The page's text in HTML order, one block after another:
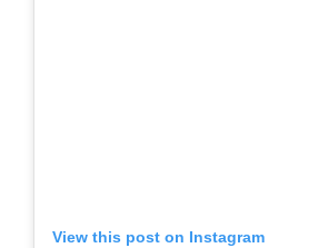
View this post on Instagram